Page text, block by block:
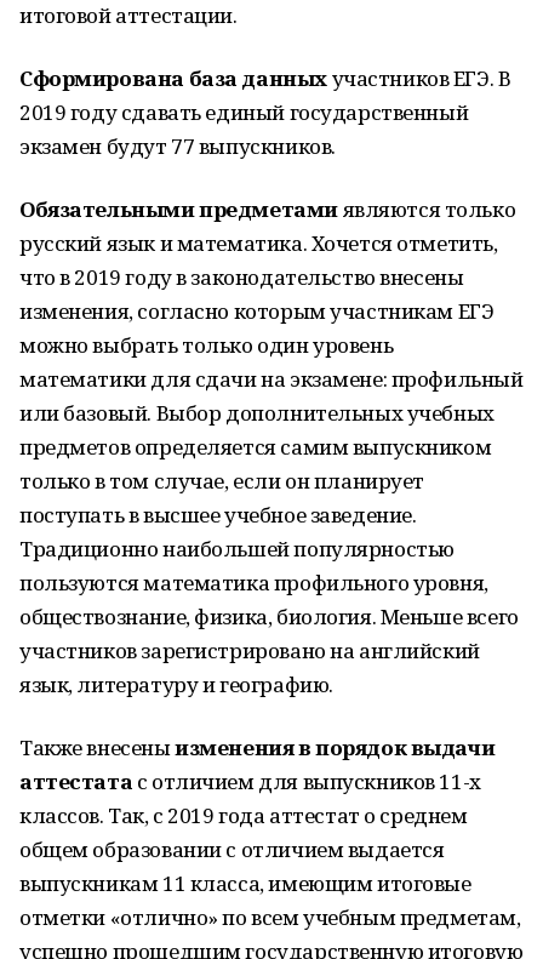
итоговой аттестации.
Сформирована база данныхучастников ЕГЭ. В
2019 году сдавать единый государственный
экзамен будут 77 выпускников.
Обязательными предметамиявляются только
русский язык и математика. Хочется отметить,
что в 2019 году в законодательство внесены
изменения, согласно которым участникам ЕГЭ
можно выбрать только один уровень
математики для сдачи на экзамене: профильный
или базовый. Выбор дополнительных учебных
предметов определяется самим выпускником
только в том случае, если он планирует
поступать в высшее учебное заведение.
Традиционно наибольшей популярностью
пользуются математика профильного уровня,
обществознание, физика, биология. Меньше всего
участников зарегистрировано на английский
язык, литературу и географию.
Также внесеныизменения в порядок выдачи
аттестата с отличием для выпускников 11-х
классов. Так, с 2019 года аттестат о среднем
общем образовании с отличием выдается
выпускникам 11 класса, имеющим итоговые
отметки «отлично» по всем учебным предметам,
успешно прошедшим государственную итоговую